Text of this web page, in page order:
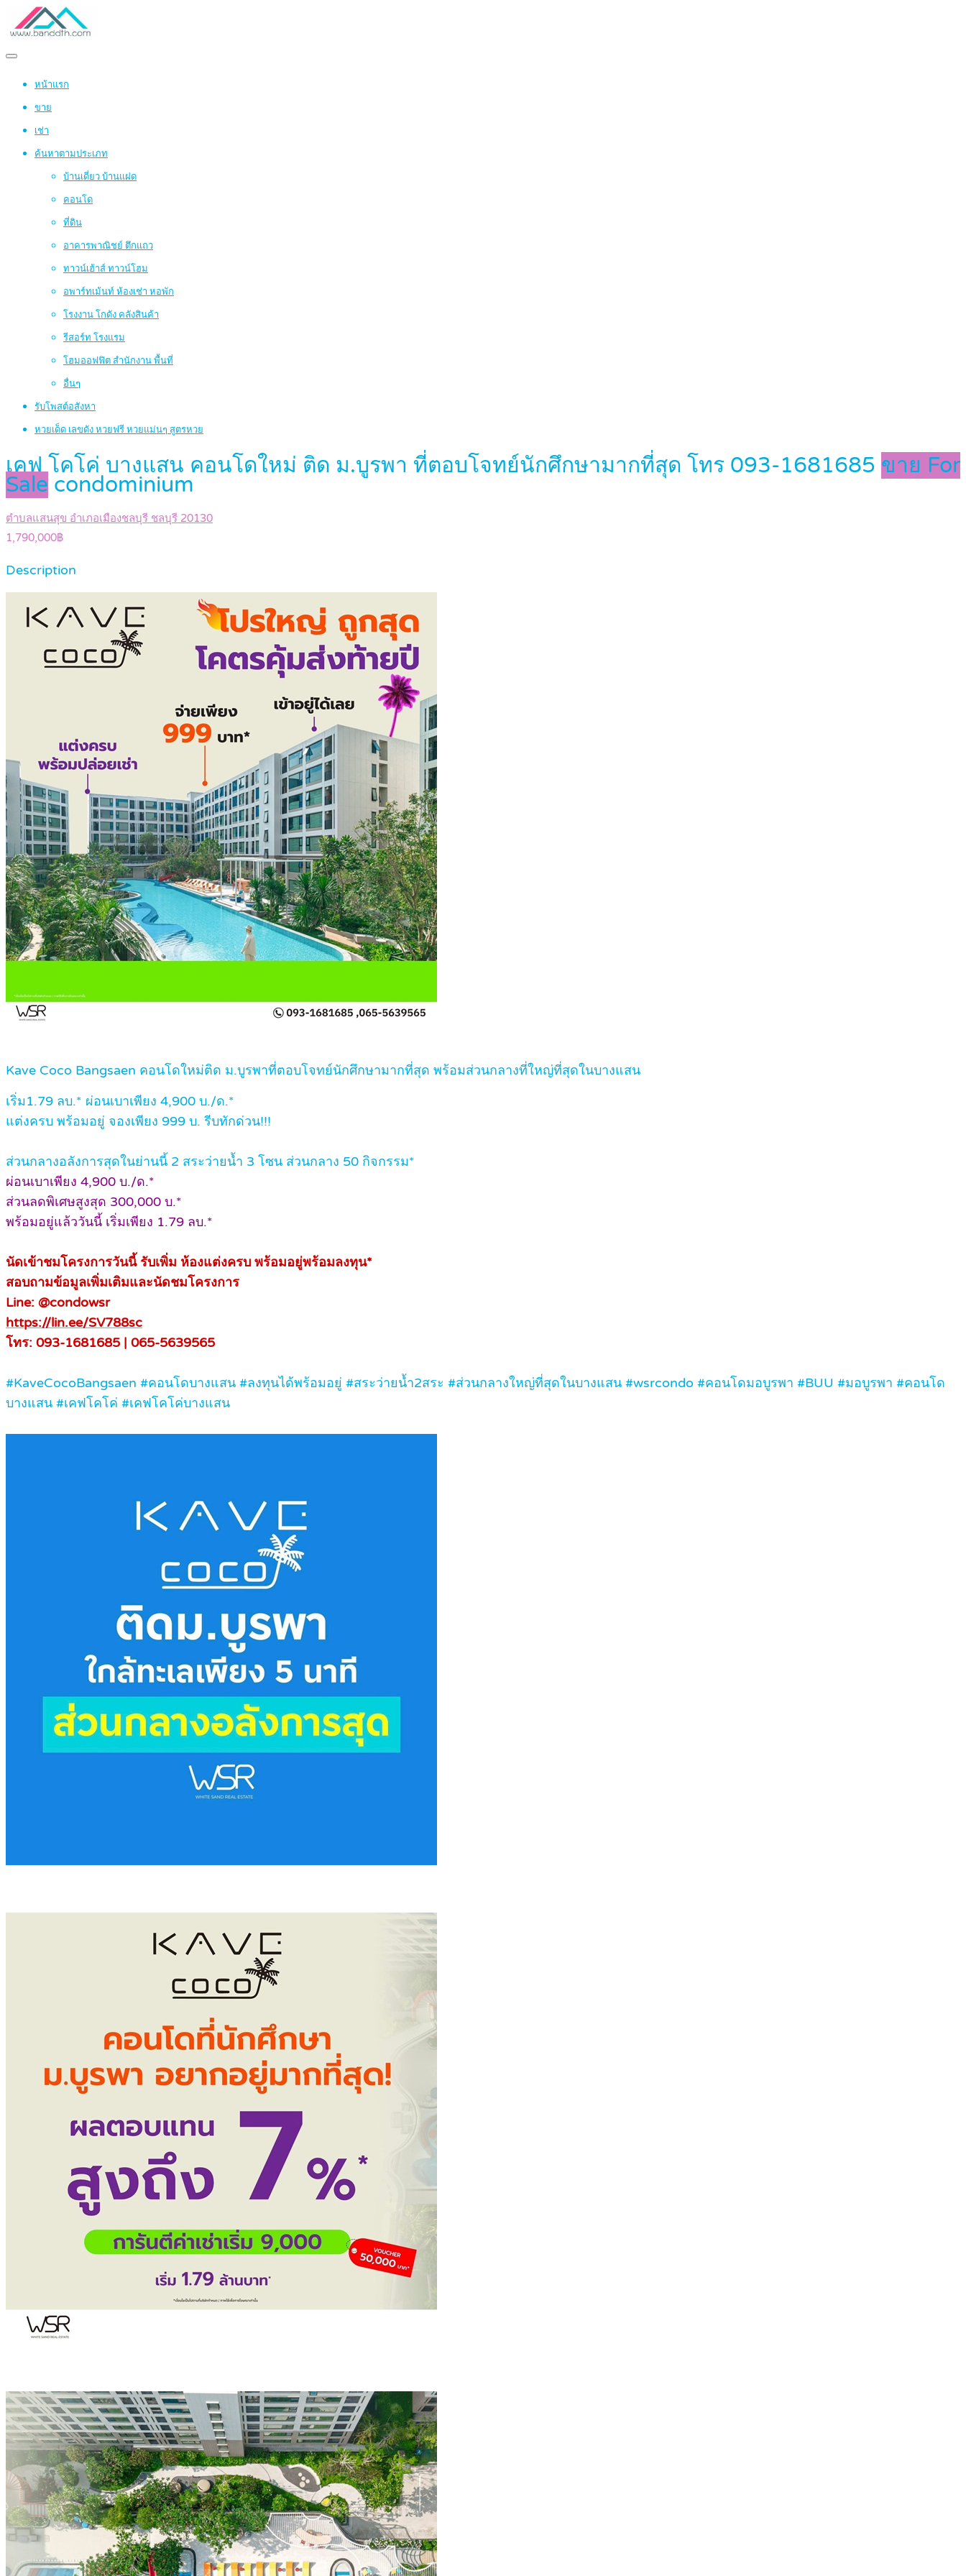
หน้าแรก
ขาย
เช่า
ค้นหาตามประเภท
บ้านเดี่ยว บ้านแฝด
คอนโด
ที่ดิน
อาคารพาณิชย์ ตึกแถว
ทาวน์เฮ้าส์ ทาวน์โฮม
อพาร์ทเม้นท์ ห้องเช่า หอพัก
โรงงาน โกดัง คลังสินค้า
รีสอร์ท โรงแรม
โฮมออฟฟิต สำนักงาน พื้นที่
อื่นๆ
รับโพสต์อสังหา
หวยเด็ด เลขดัง หวยฟรี หวยแม่นๆ สูตรหวย
เคฟ โคโค่ บางแสน คอนโดใหม่ ติด ม.บูรพา ที่ตอบโจทย์นักศึกษามากที่สุด โทร 093-1681685 ขาย For
Sale condominium
ตำบลแสนสุข อำเภอเมืองชลบุรี ชลบุรี 20130
1,790,000฿
Description
Kave Coco Bangsaen คอนโดใหม่ติด ม.บูรพาที่ตอบโจทย์นักศึกษามากที่สุด พร้อมส่วนกลางที่ใหญ่ที่สุดในบางแสน
เริ่ม1.79 ลบ.* ผ่อนเบาเพียง 4,900 บ./ด.*
แต่งครบ พร้อมอยู่ จองเพียง 999 บ. รีบทักด่วน!!!
ส่วนกลางอลังการสุดในย่านนี้ 2 สระว่ายน้ำ 3 โซน ส่วนกลาง 50 กิจกรรม*
ผ่อนเบาเพียง 4,900 บ./ด.*
ส่วนลดพิเศษสูงสุด 300,000 บ.*
พร้อมอยู่แล้ววันนี้ เริ่มเพียง 1.79 ลบ.*
นัดเข้าชมโครงการวันนี้ รับเพิ่ม ห้องแต่งครบ พร้อมอยู่พร้อมลงทุน*
สอบถามข้อมูลเพิ่มเติมและนัดชมโครงการ
Line: @condowsr
https://lin.ee/SV788sc
โทร: 093-1681685 | 065-5639565
#KaveCocoBangsaen #คอนโดบางแสน #ลงทุนได้พร้อมอยู่ #สระว่ายน้ำ2สระ #ส่วนกลางใหญ่ที่สุดในบางแสน #wsrcondo #คอนโดมอบูรพา #BUU #มอบูรพา #คอนโด
บางแสน #เคฟโคโค่ #เคฟโคโค่บางแสน